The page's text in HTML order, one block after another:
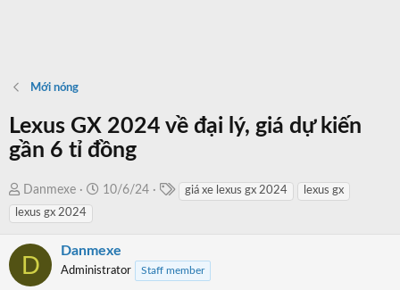
Mới nóng
Lexus GX 2024 về đại lý, giá dự kiến
gần 6 tỉ đồng
T
h
e
d
Danmexe
N
y
b
10/6/24 giá xe lexus gx 2024
lexus gx
lexus gx 2024
D Danmexe
Administrator Staff member